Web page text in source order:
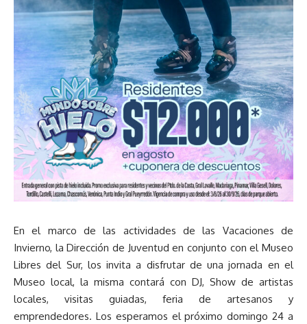
En el marco de las actividades de las Vacaciones de
Invierno, la Dirección de Juventud en conjunto con el Museo
Libres del Sur, los invita a disfrutar de una jornada en el
Museo local, la misma contará con DJ, Show de artistas
locales, visitas guiadas, feria de artesanos y
emprendedores. Los esperamos el próximo domingo 24 a